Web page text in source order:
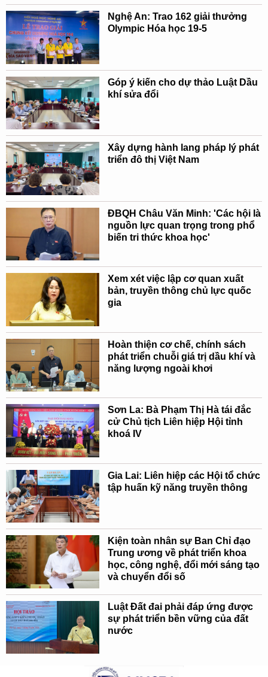
Nghệ An: Trao 162 giải thưởng
Olympic Hóa học 19-5
Góp ý kiến cho dự thảo Luật Dầu
khí sửa đổi
Xây dựng hành lang pháp lý phát
triển đô thị Việt Nam
ĐBQH Châu Văn Minh: 'Các hội là
nguồn lực quan trọng trong phổ
biến tri thức khoa học'
Xem xét việc lập cơ quan xuất
bản, truyền thông chủ lực quốc
gia
Hoàn thiện cơ chế, chính sách
phát triển chuỗi giá trị dầu khí và
năng lượng ngoài khơi
Sơn La: Bà Phạm Thị Hà tái đắc
cử Chủ tịch Liên hiệp Hội tỉnh
khoá IV
Gia Lai: Liên hiệp các Hội tổ chức
tập huấn kỹ năng truyền thông
Kiện toàn nhân sự Ban Chỉ đạo
Trung ương về phát triển khoa
học, công nghệ, đổi mới sáng tạo
và chuyển đổi số
Luật Đất đai phải đáp ứng được
sự phát triển bền vững của đất
nước